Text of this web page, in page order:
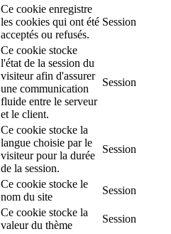
Ce cookie enregistre
les cookies qui ont été
acceptés ou refusés.
Session
Ce cookie stocke
l'état de la session du
visiteur afin d'assurer
une communication
fluide entre le serveur
et le client.
Session
Ce cookie stocke la
langue choisie par le
visiteur pour la durée
de la session.
Session
Ce cookie stocke le
nom du site
Session
Ce cookie stocke la
valeur du thème
Session